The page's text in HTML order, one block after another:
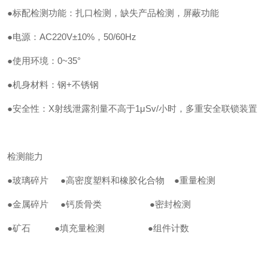
●标配检测功能：扎口检测， 缺失产品检测，屏蔽功能
●电源：AC220V±10%，50/60Hz
●使用环境：0~35°
●机身材料：钢+不锈钢
●安全性：X射线泄露剂量不高于1μSv/小时，多重安全联锁装置
检测能力
●玻璃碎片 ●高密度塑料和橡胶化合物 ●重量检测
●金属碎片 ●钙质骨类 ●密封检测
●矿石 ●填充量检测 ●组件计数